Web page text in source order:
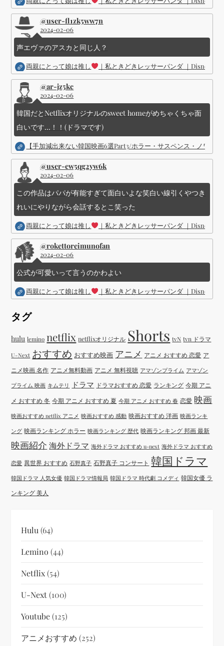
@user-fl1zk5ww7n
2024-02-06
声エヴァのアスカと同じ人？
両親にとって娘は推し ｜私ときどきレッサーパンダ ｜Disney (
@ar-jz5kc
2024-02-06
韓国だとNetflixオリジナルのsweet homeがめちゃくちゃ面
白いです...！！(ドラマです)
【手加減出来ない韓国映画6選Part3/ホラー・サスペンス・ノワー
@user-ew5qg2yw6k
2024-02-06
この作品はパパが有能すぎて面白いよな笑白い線引くやつき
れいにやりながら会話するとこ笑った
両親にとって娘は推し ｜私ときどきレッサーパンダ ｜Disney (
@rokettoreimunofan
2024-02-06
公式が可愛いって言うのかわよい
両親にとって娘は推し ｜私ときどきレッサーパンダ ｜Disney (
タグ
hulu lemino netflix netflixオリジナル Shorts tvN tvn ドラマ
U-Next おすすめ おすすめ映画 アニメ アニメ おすすめ 恋愛 ア
ニメ映画 名作 アニメ無料動画 アニメ 無料視聴 アマゾンプライム アマゾン
プライム 映画 キムテリ ドラマ ドラマおすすめ 恋愛 ランキング 今期 アニ
メ おすすめ 冬 今期 アニメ おすすめ 夏 今期 アニメ おすすめ 春 恋愛 映画
映画おすすめ netflix アニメ 映画おすすめ 感動 映画おすすめ 洋画 映画ランキ
ング 映画ランキング ホラー 映画ランキング 歴代 映画ランキング 邦画 最新
映画紹介 海外ドラマ 海外ドラマ おすすめ u-next 海外ドラマ おすすめ
恋愛 異世界 おすすめ 石野真子 石野真子 コンサート 韓国ドラマ
韓国ドラマ 人気女優 韓国ドラマ情報局 韓国ドラマ 時代劇 コメディ 韓国女優 ラ
ンキング 美人
Hulu (64)
Lemino (44)
Netflix(54)
U-Next(100)
Youtube(125)
アニメおすすめ (252)